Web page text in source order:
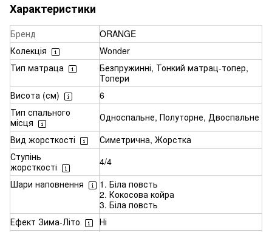
Характеристики
Бренд
ORANGE
Колекція
Wonder
Тип матраца
Безпружинні, Тонкий матрац-топер,
Топери
Висота (см)
6
Тип спального
місця
Односпальне, Полуторне, Двоспальне
Вид жорсткості
Симетрична, Жорстка
Ступінь
жорсткості
4/4
Шари наповнення
1. Біла повсть
2. Кокосова койра
3. Біла повсть
Ефект Зима-Літо
Ні